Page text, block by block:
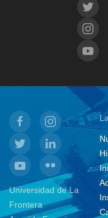
Universidad de La
Frontera